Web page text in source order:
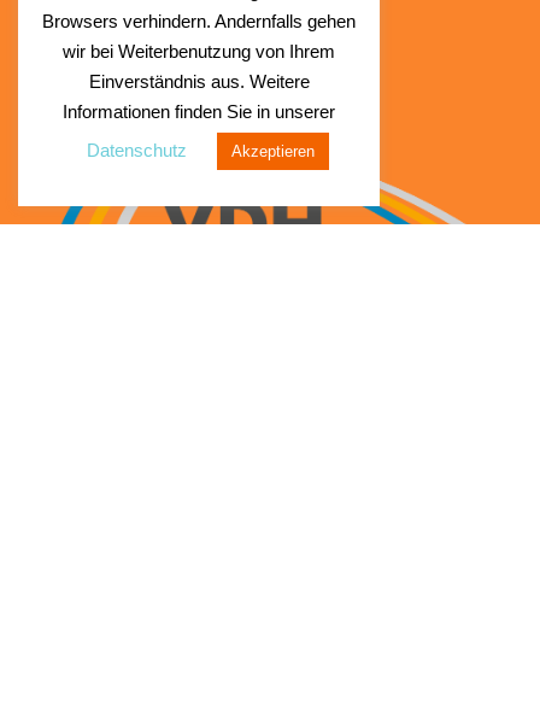
Browsers verhindern. Andernfalls gehen
wir bei Weiterbenutzung von Ihrem
Einverständnis aus. Weitere
Informationen finden Sie in unserer
Datenschutz
Akzeptieren